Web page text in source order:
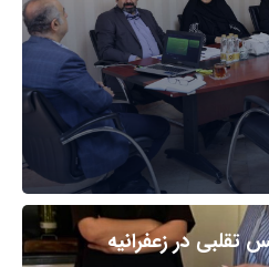
تقلبی در زعفرانیه